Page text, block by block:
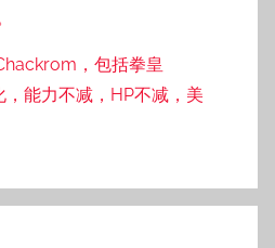
，包括拳皇
，能力不减，HP不减，美